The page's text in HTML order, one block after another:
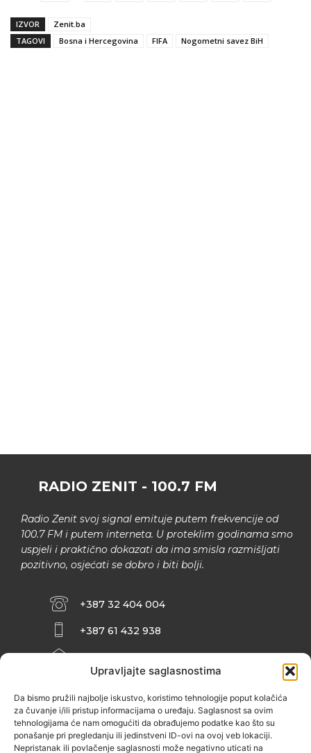
Upravljajte saglasnostima
Da bismo pružili najbolje iskustvo, koristimo tehnologije poput kolačića
za čuvanje i/ili pristup informacijama o uređaju. Saglasnost sa ovim
tehnologijama će nam omogućiti da obrađujemo podatke kao što su
ponašanje pri pregledanju ili jedinstveni ID-ovi na ovoj veb lokaciji.
Nepristanak ili povlačenje saglasnosti može negativno uticati na
IZVOR
Zenit.ba
TAGOVI
Bosna i Hercegovina FIFA Nogometni savez BiH
RADIO ZENIT - 100.7 FM
Radio Zenit svoj signal emituje putem frekvencije od
100.7 FM i putem interneta. U proteklim godinama smo
uspjeli i praktično dokazati da ima smisla razmišljati
pozitivno, osjećati se dobro i biti bolji.
+387 32 404 004
+387 61 432 938
INFO@ZENIT.BA
ZENIČANKA, 3. SPRAT), 72000 ZENICA